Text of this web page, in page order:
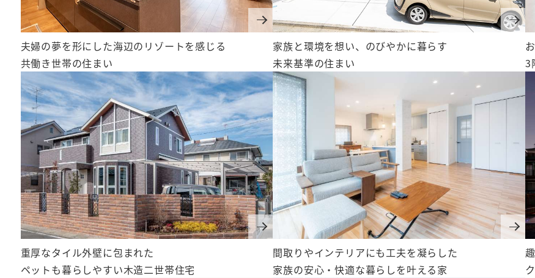
夫婦の夢を形にした海辺のリゾートを感じる
共働き世帯の住まい
家族と環境を想い、のびやかに暮らす
未来基準の住まい
3
重厚なタイル外壁に包まれた
ペットも暮らしやすい木造二世帯住宅
間取りやインテリアにも工夫を凝らした
家族の安心・快適な暮らしを叶える家